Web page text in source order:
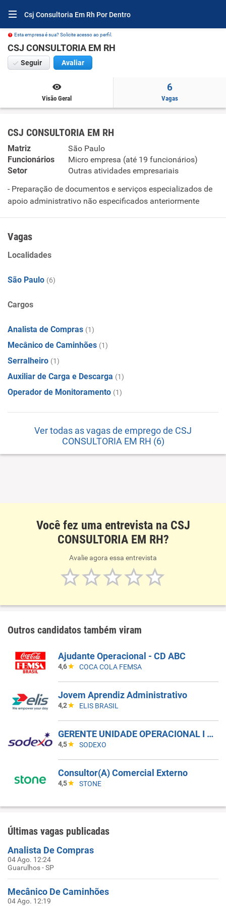
Csj Consultoria Em Rh Por Dentro
Esta empresa é sua? Solicite acesso ao perfil.
CSJ CONSULTORIA EM RH
Seguir Avaliar
Visão Geral
6
Vagas
CSJ CONSULTORIA EM RH
Matriz
São Paulo
Funcionários
Micro empresa (até 19 funcionários)
Setor
Outras atividades empresariais
- Preparação de documentos e serviços especializados de
apoio administrativo não especificados anteriormente
Vagas
Localidades
São Paulo (6)
Cargos
Analista de Compras (1)
Mecânico de Caminhões (1)
Serralheiro (1)
Auxiliar de Carga e Descarga (1)
Operador de Monitoramento (1)
Ver todas as vagas de emprego de CSJ
CONSULTORIA EM RH (6)
Você fez uma entrevista na CSJ
CONSULTORIA EM RH?
Avalie agora essa entrevista
Outros candidatos também viram
Ajudante Operacional - CD ABC
4,6 COCA COLA FEMSA
Jovem Aprendiz Administrativo
4,2 ELIS BRASIL
GERENTE UNIDADE OPERACIONAL I - UAN
4,5 SODEXO
Consultor(A) Comercial Externo
4,5 STONE
Últimas vagas publicadas
Analista De Compras
04 Ago. 12:24
Guarulhos - SP
Mecânico De Caminhões
04 Ago. 12:19